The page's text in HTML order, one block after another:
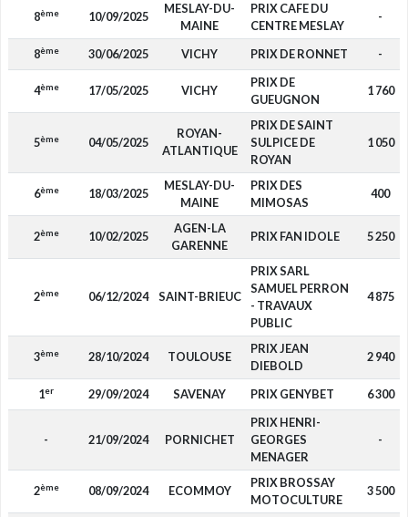
8ème 10/09/2025
MESLAY-DU-
MAINE
PRIX CAFE DU
CENTRE MESLAY
-
8ème 30/06/2025 VICHY PRIX DE RONNET -
4ème 17/05/2025 VICHY
PRIX DE
GUEUGNON
1 760
5ème 04/05/2025
ROYAN-
ATLANTIQUE
PRIX DE SAINT
SULPICE DE
ROYAN
1 050
6ème 18/03/2025
MESLAY-DU-
MAINE
PRIX DES
MIMOSAS
400
2ème 10/02/2025
AGEN-LA
GARENNE
PRIX FAN IDOLE 5 250
2ème 06/12/2024 SAINT-BRIEUC
PRIX SARL
SAMUEL PERRON
- TRAVAUX
PUBLIC
4 875
3ème 28/10/2024 TOULOUSE
PRIX JEAN
DIEBOLD
2 940
1er 29/09/2024 SAVENAY PRIX GENYBET 6 300
- 21/09/2024 PORNICHET
PRIX HENRI-
GEORGES
MENAGER
-
2ème 08/09/2024 ECOMMOY
PRIX BROSSAY
MOTOCULTURE
3 500